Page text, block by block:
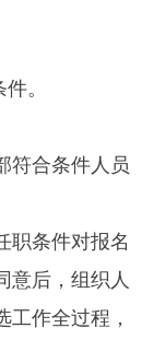
。
符合条件人员
职条件对报名
意后，组织人
工作全过程，